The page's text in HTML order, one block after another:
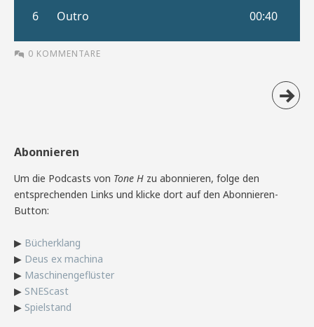
0 KOMMENTARE
Abonnieren
Um die Podcasts von Tone H zu abonnieren, folge den
entsprechenden Links und klicke dort auf den Abonnieren-
Button:
▶ Bücherklang
▶ Deus ex machina
▶ Maschinengeflüster
▶ SNEScast
▶ Spielstand